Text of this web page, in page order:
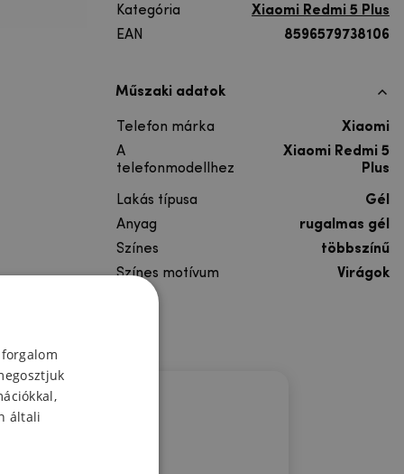
Kategória
Xiaomi Redmi 5 Plus
EAN
8596579738106
Műszaki adatok
Telefon márka
Xiaomi
A
telefonmodellhez
Xiaomi Redmi 5
Plus
Lakás típusa
Gél
Anyag
rugalmas gél
Színes
többszínű
Színes motívum
Virágok
általi